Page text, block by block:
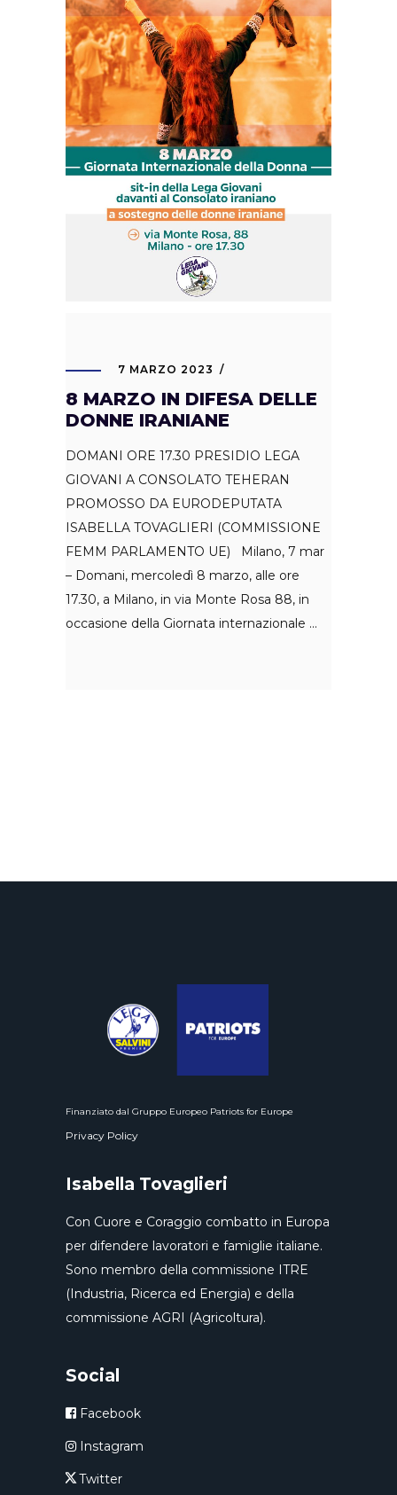
7 MARZO 2023
8 MARZO IN DIFESA DELLE
DONNE IRANIANE
DOMANI ORE 17.30 PRESIDIO LEGA
GIOVANI A CONSOLATO TEHERAN
PROMOSSO DA EURODEPUTATA
ISABELLA TOVAGLIERI (COMMISSIONE
FEMM PARLAMENTO UE) Milano, 7 mar
– Domani, mercoledì 8 marzo, alle ore
17.30, a Milano, in via Monte Rosa 88, in
occasione della Giornata internazionale
Finanziato dal Gruppo Europeo Patriots for Europe
Privacy Policy
Isabella Tovaglieri
Con Cuore e Coraggio combatto in Europa
per difendere lavoratori e famiglie italiane.
Sono membro della commissione ITRE
(Industria, Ricerca ed Energia) e della
commissione AGRI (Agricoltura).
Social
Facebook
Instagram
Twitter